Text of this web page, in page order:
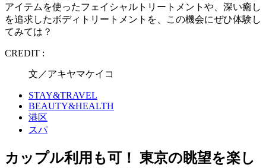
アイテムを使ったフェイシャルトリートメントや、深い癒し
を追求したボディトリートメントを、この機会にぜひ体験し
てみては？
CREDIT :
文／アキヤマケイコ
STAY&TRAVEL
BEAUTY&HEALTH
港区
スパ
カップル利用も可！ 東京の眺望を楽し